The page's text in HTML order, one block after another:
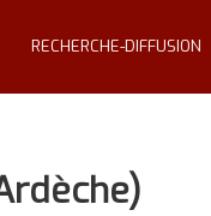
RECHERCHE-DIFFUSION